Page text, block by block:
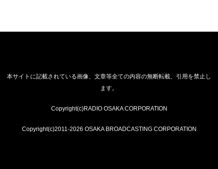
本サイトに記載されている画像、文章等全ての内容の無断転載、引用を禁止し
ます。
Copyright(c)RADIO OSAKA CORPORATION
Copyright(c)2011-2026 OSAKA BROADCASTING CORPORATION